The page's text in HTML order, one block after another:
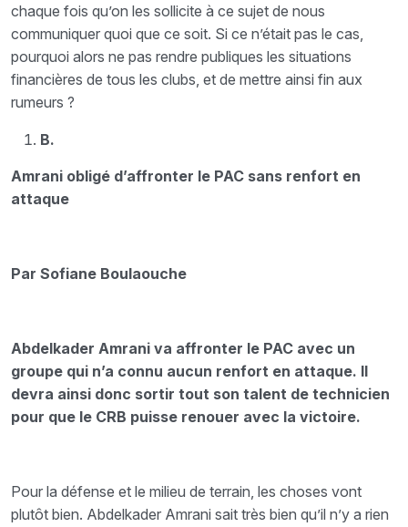
chaque fois qu’on les sollicite à ce sujet de nous
communiquer quoi que ce soit. Si ce n’était pas le cas,
pourquoi alors ne pas rendre publiques les situations
financières de tous les clubs, et de mettre ainsi fin aux
rumeurs ?
B.
Amrani obligé d’affronter le PAC sans renfort en
attaque
Par Sofiane Boulaouche
Abdelkader Amrani va affronter le PAC avec un
groupe qui n’a connu aucun renfort en attaque. Il
devra ainsi donc sortir tout son talent de technicien
pour que le CRB puisse renouer avec la victoire.
Pour la défense et le milieu de terrain, les choses vont
plutôt bien. Abdelkader Amrani sait très bien qu’il n’y a rien